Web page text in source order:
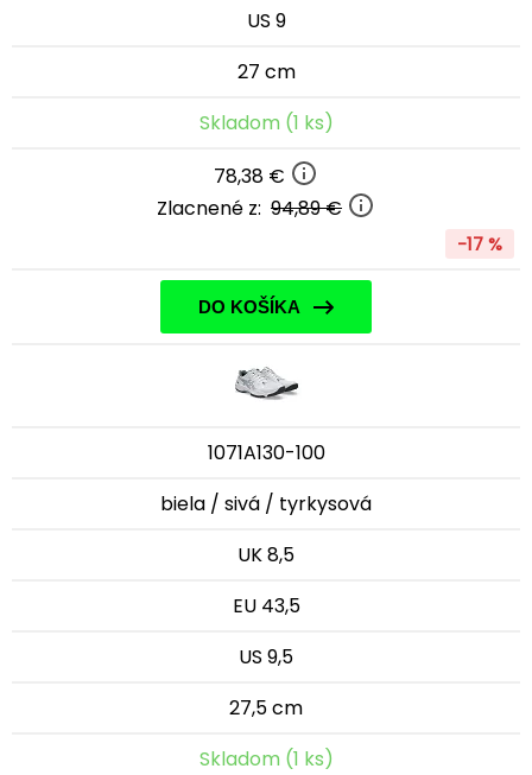
US 9
27 cm
Skladom (1 ks)
78,38 €
Zlacnené z: 94,89 €
-17 %
DO KOŠÍKA
1071A130-100
biela / sivá / tyrkysová
UK 8,5
EU 43,5
US 9,5
27,5 cm
Skladom (1 ks)